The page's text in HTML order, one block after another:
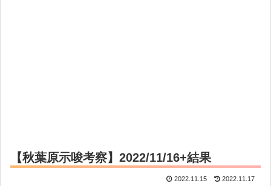
【秋葉原示唆考察】2022/11/16+結果
2022.11.15 2022.11.17